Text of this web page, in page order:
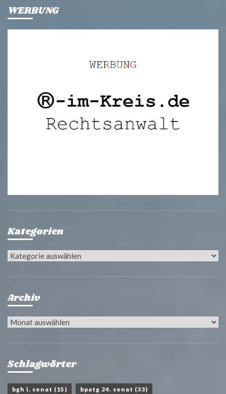
WERBUNG
Kategorien
Kategorien
Archiv
Archiv
Schlagwörter
bgh i. senat (15) bpatg 24. senat (33)